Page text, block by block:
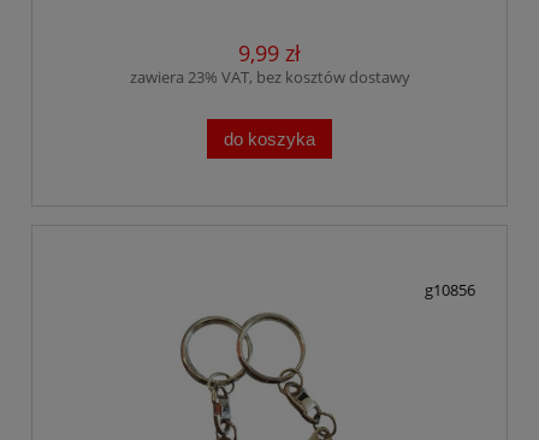
9,99 zł
zawiera 23% VAT, bez kosztów dostawy
do koszyka
g10856